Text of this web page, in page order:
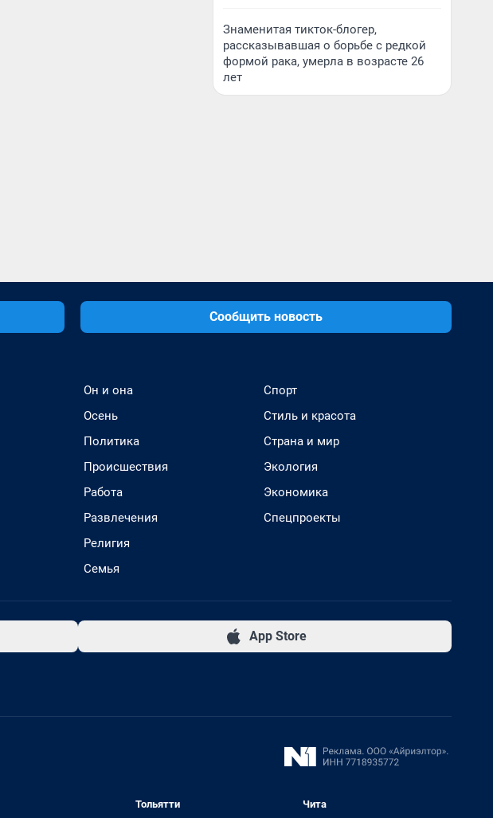
Знаменитая тикток-блогер,
рассказывавшая о борьбе с редкой
формой рака, умерла в возрасте 26
лет
Сообщить новость
Он и она
Осень
Политика
Происшествия
Работа
Развлечения
Религия
Семья
Спорт
Стиль и красота
Страна и мир
Экология
Экономика
Спецпроекты
App Store
Тольятти Чита